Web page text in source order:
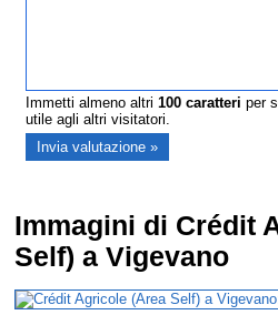
Immetti almeno altri100 caratteri per
utile agli altri visitatori.
Immagini di Crédit
Self) a Vigevano